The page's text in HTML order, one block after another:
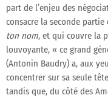
part de l’enjeu des
consacre la seconde
ton nom, et qui couvre la
louvoyante, « ce grand
(Antonin Baudry) a, aux
concentrer sur sa seule
tandis que, du côté des